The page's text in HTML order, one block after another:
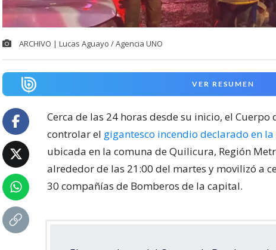
ARCHIVO | Lucas Aguayo / Agencia UNO
VER RESUMEN
Cerca de las 24 horas desde su inicio, el
controlar el gigantesco incendio declarado en
ubicada en la comuna de Quilicura, Región
alrededor de las 21:00 del martes y movilizó a
30 compañías de Bomberos de la capital.